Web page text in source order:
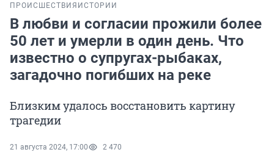
ПРОИСШЕСТВИЯ ИСТОРИИ
В любви и согласии прожили более
50 лет и умерли в один день. Что
известно о супругах-рыбаках,
загадочно погибших на реке
Близким удалось восстановить картину
трагедии
21 августа 2024, 17:00 2 470